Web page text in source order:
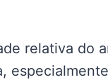
relativa do